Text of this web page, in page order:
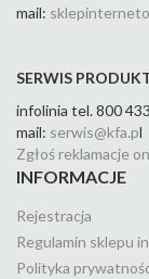
mail:
SERWIS
infolinia tel. 800
mail: serwis@kfa.pl
Zgłoś reklamacje
INFORMACJE
Rejestracja
Regulamin sklepu
Polityka